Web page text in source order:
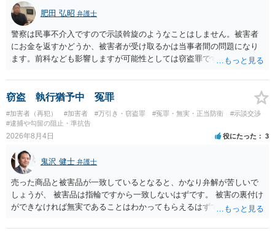
肥田 弘昭 弁護士
警察は民事不介入ですので示談斡旋のようなことはしません。被害者
にお金を返すかどうか、被害者が受け取るかは当事者間の問題になり
ます。前科なども影響しますが可能性としては窃盗罪ですので、逮捕
窃盗 執行猶予中 冤罪
#加害者（再犯） #加害者 #万引き・窃盗罪 #冤罪・無実・正当防衛
#示談交渉
#逮捕や勾留の阻止・準抗告
2026年8月4日 役にたった 3
鬼沢 健士 弁護士
売った商品と被害品が一致しているとなると、かなり弁解が苦しいで
しょうが、 被害品は指輪ですから一致しないはずです。 被害の裏付け
ができなければ無実であることはわかってもらえるはずです。